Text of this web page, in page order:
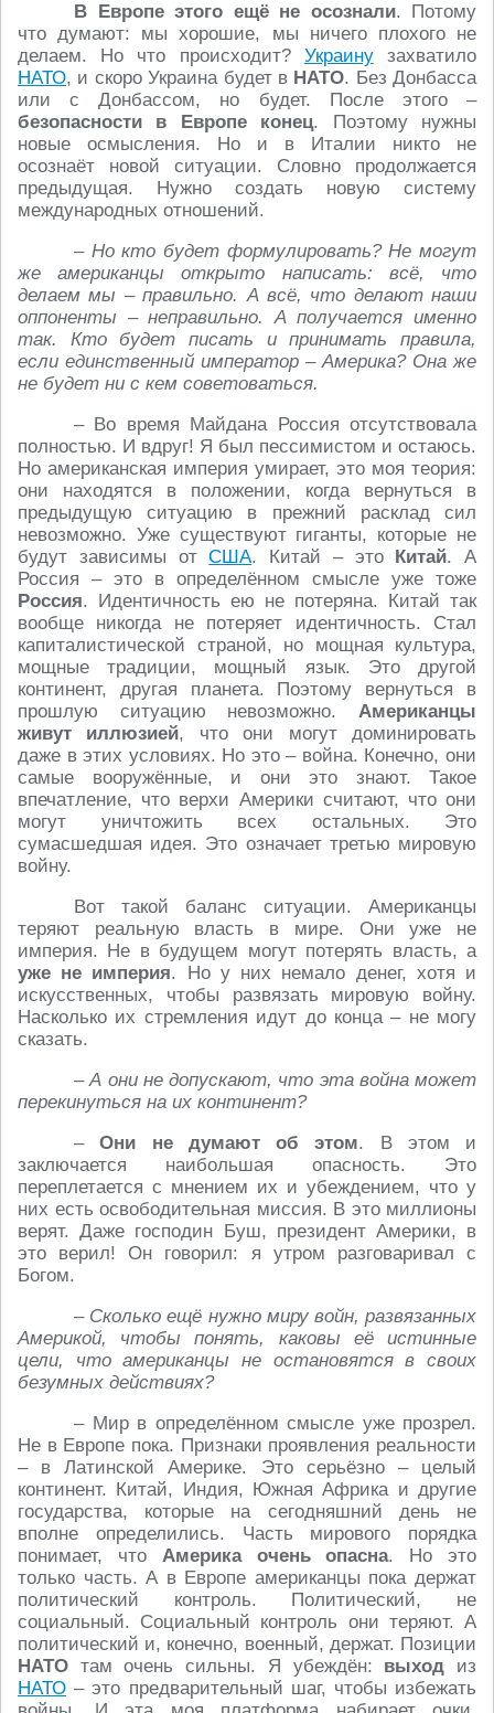
В Европе этого ещё не осознали. Потому
что думают: мы хорошие, мы ничего плохого не
делаем. Но что происходит? Украинузахватило
НАТО, и скоро Украина будет в НАТО. Без Донбасса
или с Донбассом, но будет. После этого –
безопасности в Европе конец. Поэтому нужны
новые осмысления. Но и в Италии никто не
осознаёт новой ситуации. Словно продолжается
предыдущая. Нужно создать новую систему
международных отношений.
– Но кто будет формулировать? Не могут
же американцы открыто написать: всё, что
делаем мы – правильно. А всё, что делают наши
оппоненты – неправильно. А получается именно
так. Кто будет писать и принимать правила,
если единственный император – Америка? Она же
не будет ни с кем советоваться.
– Во время Майдана Россия отсутствовала
полностью. И вдруг! Я был пессимистом и остаюсь.
Но американская империя умирает, это моя теория:
они находятся в положении, когда вернуться в
предыдущую ситуацию в прежний расклад сил
невозможно. Уже существуют гиганты, которые не
будут зависимы отСША. Китай – это Китай. А
Россия – это в определённом смысле уже тоже
Россия. Идентичность ею не потеряна. Китай так
вообще никогда не потеряет идентичность. Стал
капиталистической страной, но мощная культура,
мощные традиции, мощный язык. Это другой
континент, другая планета. Поэтому вернуться в
прошлую ситуацию невозможно. Американцы
живут иллюзией, что они могут доминировать
даже в этих условиях. Но это – война. Конечно, они
самые вооружённые, и они это знают. Такое
впечатление, что верхи Америки считают, что они
могут уничтожить всех остальных. Это
сумасшедшая идея. Это означает третью мировую
войну.
Вот такой баланс ситуации. Американцы
теряют реальную власть в мире. Они уже не
империя. Не в будущем могут потерять власть, а
уже не империя. Но у них немало денег, хотя и
искусственных, чтобы развязать мировую войну.
Насколько их стремления идут до конца – не могу
сказать.
– А они не допускают, что эта война может
перекинуться на их континент?
–Они не думают об этом. В этом и
заключается наибольшая опасность. Это
переплетается с мнением их и убеждением, что у
них есть освободительная миссия. В это миллионы
верят. Даже господин Буш, президент Америки, в
это верил! Он говорил: я утром разговаривал с
Богом.
– Сколько ещё нужно миру войн, развязанных
Америкой, чтобы понять, каковы её истинные
цели, что американцы не остановятся в своих
безумных действиях?
– Мир в определённом смысле уже прозрел.
Не в Европе пока. Признаки проявления реальности
– в Латинской Америке. Это серьёзно – целый
континент. Китай, Индия, Южная Африка и другие
государства, которые на сегодняшний день не
вполне определились. Часть мирового порядка
понимает, что Америка очень опасна. Но это
только часть. А в Европе американцы пока держат
политический контроль. Политический, не
социальный. Социальный контроль они теряют. А
политический и, конечно, военный, держат. Позиции
НАТО там очень сильны. Я убеждён: выход из
НАТО – это предварительный шаг, чтобы избежать